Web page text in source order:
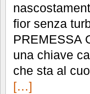
fior senza
PREMESSA
una chiave
che sta al
[…]